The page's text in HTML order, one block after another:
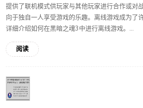
提供了联机模式供玩家与其他玩家进行合作或对
向于独自一人享受游戏的乐趣。离线游戏成为了
详细介绍如何在黑暗之魂3中进行离线游戏。...
阅读